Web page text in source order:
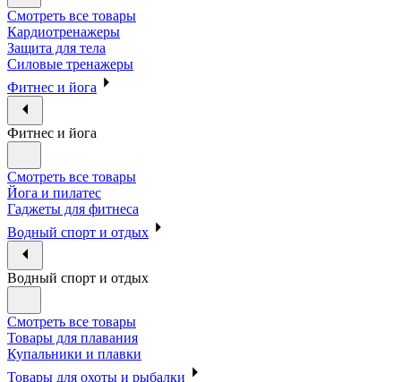
Смотреть все товары
Кардиотренажеры
Защита для тела
Силовые тренажеры
Фитнес и йога
Фитнес и йога
Смотреть все товары
Йога и пилатес
Гаджеты для фитнеса
Водный спорт и отдых
Водный спорт и отдых
Смотреть все товары
Товары для плавания
Купальники и плавки
Товары для охоты и рыбалки